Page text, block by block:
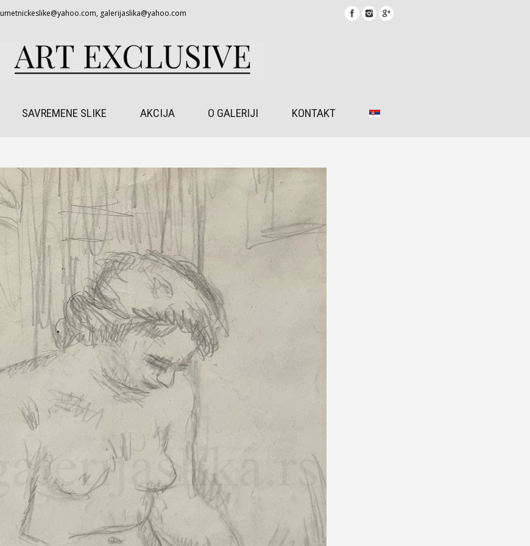
umetnickeslike@yahoo.com, galerijaslika@yahoo.com
SAVREMENE SLIKE AKCIJA O GALERIJI KONTAKT